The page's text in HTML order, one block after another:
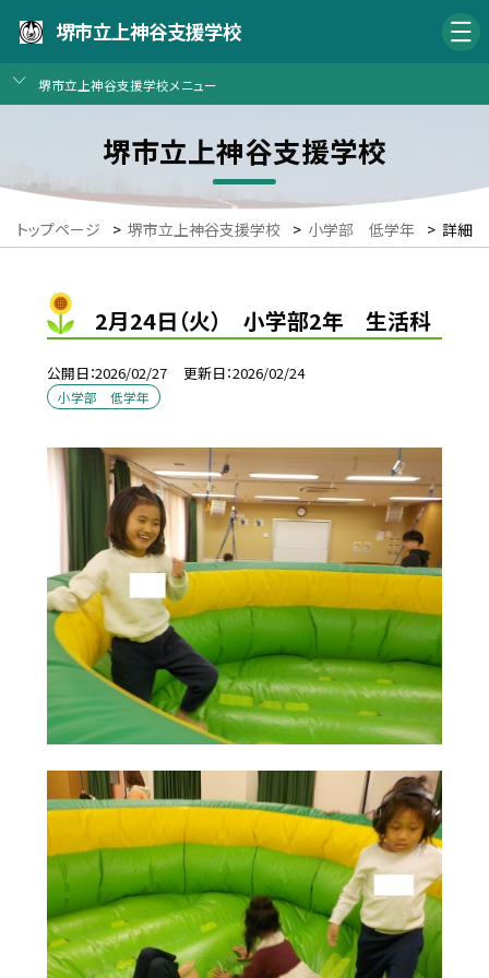
堺市立上神谷支援学校
堺市立上神谷支援学校メニュー
堺市立上神谷支援学校
トップページ > 堺市立上神谷支援学校 > 小学部 低学年 > 詳細
2月24日（火） 小学部2年 生活科
公開日 2026/02/27 更新日 2026/02/24
小学部 低学年